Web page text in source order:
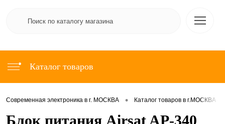
Каталог товаров
Современная электроника в г. МОСКВА • Каталог товаров в г.МОСКВА
Блок питания Airsat AP-340